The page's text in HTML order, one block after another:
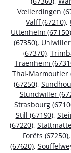
Vœllerdingen
Valff (67210),
Uttenheim (67150)
(67350),
(67370),
Traenheim
Thal-Marmoutier
(67250),
Stundwiller
Strasbourg
Still (67190),
(67220),
Forêts (67250),
(67620),